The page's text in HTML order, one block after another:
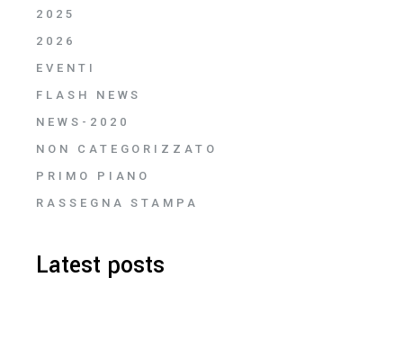
2025
2026
EVENTI
FLASH NEWS
NEWS-2020
NON CATEGORIZZATO
PRIMO PIANO
RASSEGNA STAMPA
Latest posts